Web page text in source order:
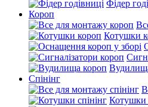
Фідер
Короп
Котушки
Спінінг
Котушки